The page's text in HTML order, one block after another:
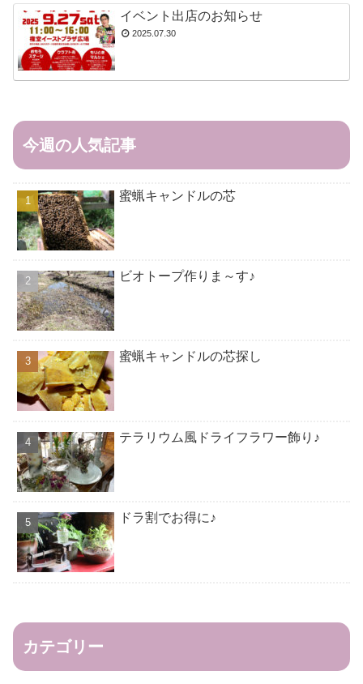
イベント出店のお知らせ
2025.07.30
今週の人気記事
蜜蝋キャンドルの芯
ビオトープ作りま～す♪
蜜蝋キャンドルの芯探し
テラリウム風ドライフラワー飾り♪
ドラ割でお得に♪
カテゴリー